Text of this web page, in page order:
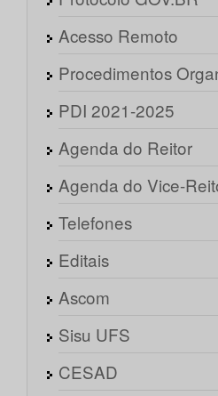
Acesso Remoto
Procedimentos
PDI 2021-2025
Agenda do Reitor
Agenda do Vice-
Telefones
Editais
Ascom
Sisu UFS
CESAD